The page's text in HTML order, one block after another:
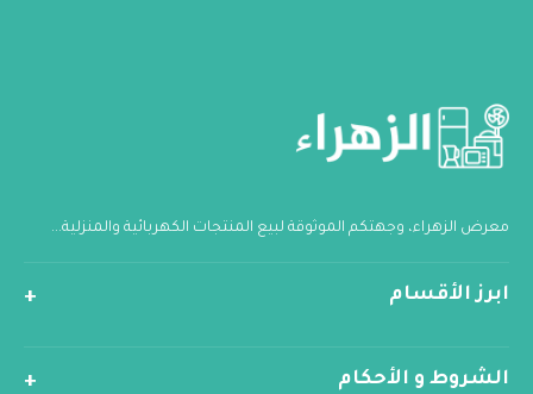
معرض الزهراء، وجهتكم الموثوقة لبيع المنتجات الكهربائية والمنزلية...
ابرز الأقسام
الشروط و الأحكام